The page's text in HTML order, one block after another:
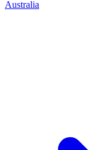
Australia